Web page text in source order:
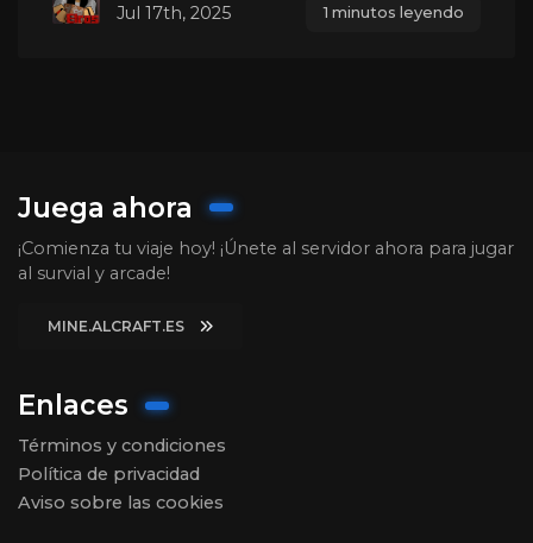
Jul 17th, 2025
1 minutos leyendo
Juega ahora
¡Comienza tu viaje hoy! ¡Únete al servidor ahora para jugar
al survial y arcade!
MINE.ALCRAFT.ES
Enlaces
Términos y condiciones
Política de privacidad
Aviso sobre las cookies